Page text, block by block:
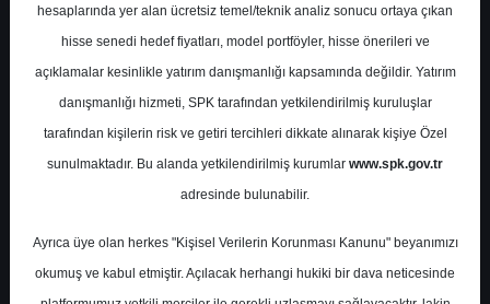
PGSUS- PEGASUS HAVA
TAŞIMACILIĞI A.Ş.
Hedef Fiyat 285.00 ₺
Getiri
%85.67
0 1
hesaplarında yer alan ücretsiz temel/teknik analiz sonucu ortaya çıkan
hisse senedi hedef fiyatları, model portföyler, hisse önerileri ve
açıklamalar kesinlikle yatırım danışmanlığı kapsamında değildir. Yatırım
danışmanlığı hizmeti, SPK tarafından yetkilendirilmiş kuruluşlar
tarafından kişilerin risk ve getiri tercihleri dikkate alınarak kişiye Özel
sunulmaktadır. Bu alanda yetkilendirilmiş kurumlar www.spk.gov.tr
adresinde bulunabilir.
Ayrıca üye olan herkes "Kişisel Verilerin Korunması Kanunu" beyanımızı
okumuş ve kabul etmiştir. Açılacak herhangi hukiki bir dava neticesinde